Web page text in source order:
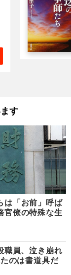
す
は「お前」呼ば
僚の特殊な生
職員、泣き崩れ
のは書道具だ